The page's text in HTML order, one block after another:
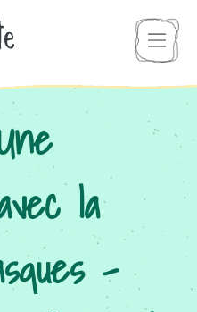
la
–